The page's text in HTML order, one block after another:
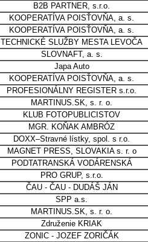
B2B PARTNER, s.r.o.
KOOPERATÍVA POISŤOVŇA, a. s.
KOOPERATÍVA POISŤOVŇA, a. s.
TECHNICKÉ SLUŽBY MESTA LEVOČA
SLOVNAFT, a. s.
Japa Auto
KOOPERATÍVA POISŤOVŇA, a. s.
PROFESIONÁLNY REGISTER s.r.o.
MARTINUS.SK, s. r. o.
KLUB FOTOPUBLICISTOV
MGR. KOŇAK AMBRÓZ
DOXX–Stravné lístky, spol. s r.o.
MAGNET PRESS, SLOVAKIA s. r. o
PODTATRANSKÁ VODÁRENSKÁ
PRO GRUP, s.r.o.
ČAU - ČAU - DUDÁŠ JÁN
SPP a.s.
MARTINUS.SK, s. r. o.
Združenie KRIAK
ZONIC - JOZEF ZORIČÁK